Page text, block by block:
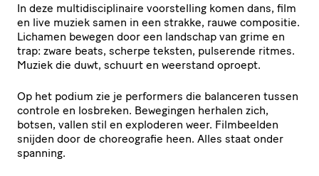
In deze multidisciplinaire voorstelling komen dans, film
en live muziek samen in een strakke, rauwe compositie.
Lichamen bewegen door een landschap van grime en
trap: zware beats, scherpe teksten, pulserende ritmes.
Muziek die duwt, schuurt en weerstand oproept.
Op het podium zie je performers die balanceren tussen
controle en losbreken. Bewegingen herhalen zich,
botsen, vallen stil en exploderen weer. Filmbeelden
snijden door de choreografie heen. Alles staat onder
spanning.